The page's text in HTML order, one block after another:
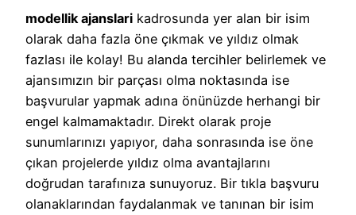
modellik ajanslari kadrosunda yer alan bir isim
olarak daha fazla öne çıkmak ve yıldız olmak
fazlası ile kolay! Bu alanda tercihler belirlemek ve
ajansımızın bir parçası olma noktasında ise
başvurular yapmak adına önünüzde herhangi bir
engel kalmamaktadır. Direkt olarak proje
sunumlarınızı yapıyor, daha sonrasında ise öne
çıkan projelerde yıldız olma avantajlarını
doğrudan tarafınıza sunuyoruz. Bir tıkla başvuru
olanaklarından faydalanmak ve tanınan bir isim